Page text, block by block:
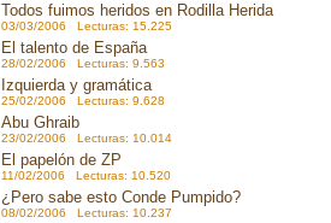
Todos fuimos heridos en Rodilla Herida
03/03/2006 Lecturas: 15.225
El talento de España
28/02/2006 Lecturas: 9.563
Izquierda y gramática
25/02/2006 Lecturas: 9.628
Abu Ghraib
23/02/2006 Lecturas: 10.014
El papelón de ZP
11/02/2006 Lecturas: 10.520
¿Pero sabe esto Conde Pumpido?
08/02/2006 Lecturas: 10.237